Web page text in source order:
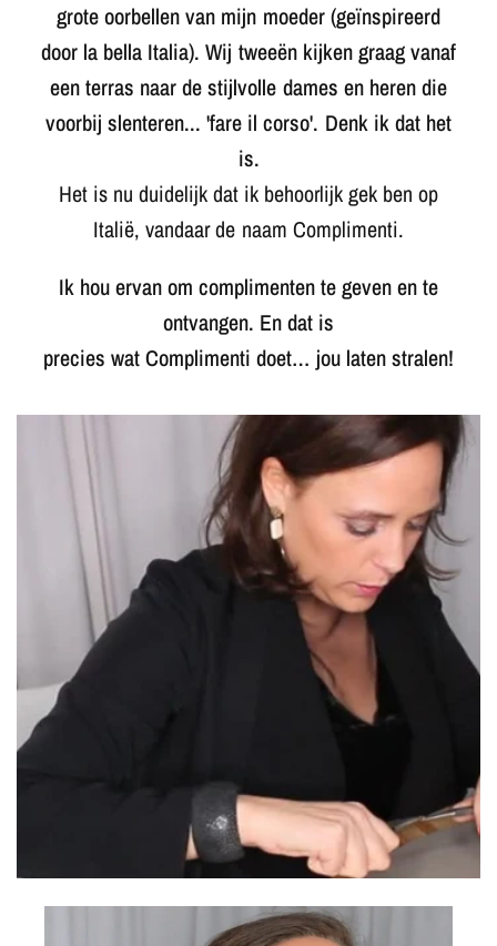
grote oorbellen van mijn moeder (geïnspireerd
door la bella Italia). Wij tweeën kijken graag vanaf
een terras naar de stijlvolle dames en heren die
voorbij slenteren... 'fare il corso'. Denk ik dat het
is.
Het is nu duidelijk dat ik behoorlijk gek ben op
Italië, vandaar de naam Complimenti.
Ik hou ervan om complimenten te geven en te
ontvangen. En dat is
precies wat Complimenti doet… jou laten stralen!